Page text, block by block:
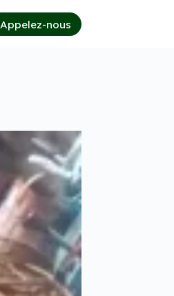
Appelez-nous